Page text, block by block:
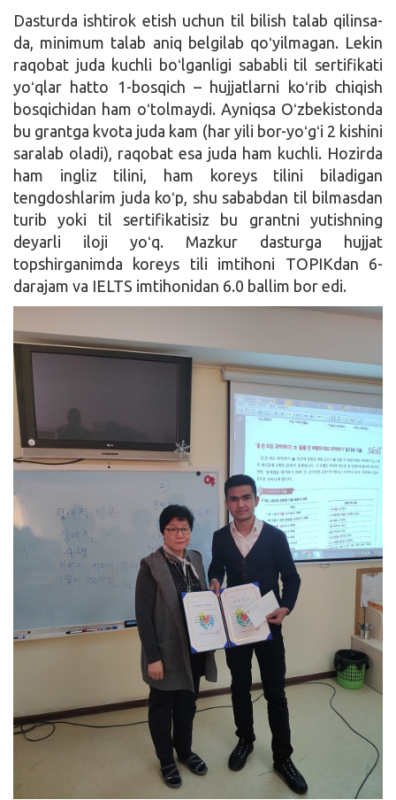
Dasturda ishtirok etish uchun til bilish talab qilinsa-
da, minimum talab aniq belgilab qoʻyilmagan. Lekin
raqobat juda kuchli boʻlganligi sababli til sertifikati
yoʻqlar hatto 1-bosqich – hujjatlarni koʻrib chiqish
bosqichidan ham oʻtolmaydi. Ayniqsa Oʻzbekistonda
bu grantga kvota juda kam (har yili bor-yoʻgʻi 2 kishini
saralab oladi), raqobat esa juda ham kuchli. Hozirda
ham ingliz tilini, ham koreys tilini biladigan
tengdoshlarim juda koʻp, shu sababdan til bilmasdan
turib yoki til sertifikatisiz bu grantni yutishning
deyarli iloji yoʻq. Mazkur dasturga hujjat
topshirganimda koreys tili imtihoni TOPIKdan 6-
darajam va IELTS imtihonidan 6.0 ballim bor edi.